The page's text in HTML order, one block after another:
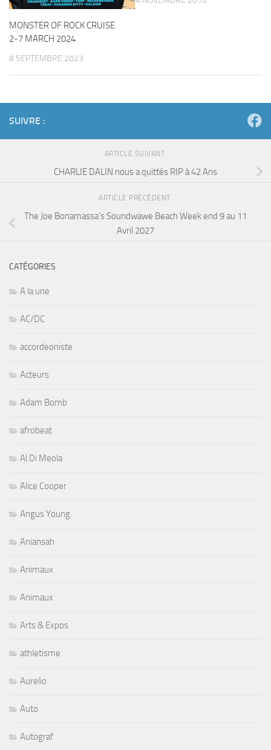
MONSTER OF ROCK CRUISE
2-7 MARCH 2024
8 SEPTEMBRE 2023
SUIVRE :
ARTICLE SUIVANT
CHARLIE DALIN nous a quittés RIP à 42 Ans
ARTICLE PRÉCÉDENT
The Joe Bonamassa’s Soundwawe Beach Week end 9 au 11
Avril 2027
CATÉGORIES
A la une
AC/DC
accordeoniste
Acteurs
Adam Bomb
afrobeat
Al Di Meola
Alice Cooper
Angus Young
Aniansah
Animaux
Animaux
Arts & Expos
athletisme
Aurelio
Auto
Autograf